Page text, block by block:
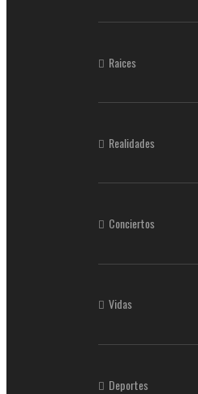
Raices
Realidades
Conciertos
Vidas
Deportes